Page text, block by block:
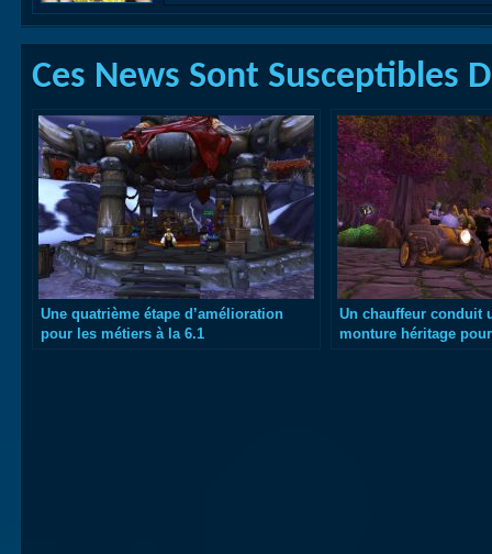
Ces News Sont Susceptibles
Une quatrième étape d’amélioration
pour les métiers à la 6.1
Un chauffeur conduit
monture héritage